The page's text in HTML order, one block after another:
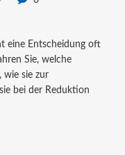
eine Entscheidung oft
Sie, welche
wie sie zur
bei der Reduktion